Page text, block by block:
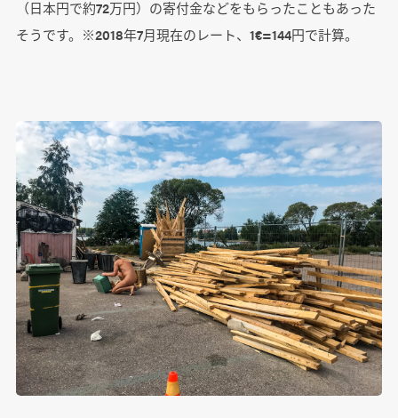
（日本円で約72万円）の寄付金などをもらったこともあった
そうです。※2018年7月現在のレート、1€=144円で計算。